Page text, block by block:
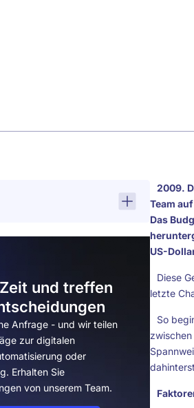
2009.
Team
Das
US-
Diese
letzte
So
und Backend
Fragen (FAQs)
Projekteinschätzung
und treffen
Anfrage - und wir teilen
zur digitalen
oder
Erhalten Sie
von unserem Team.